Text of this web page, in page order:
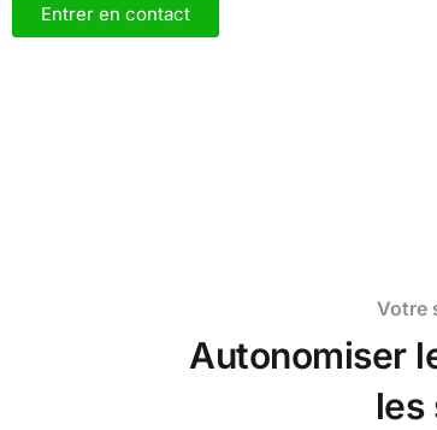
Entrer en contact
Votre
Autonomiser
les